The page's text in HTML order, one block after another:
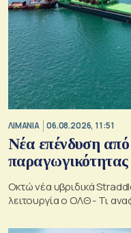
ΛΙΜΑΝΙΑ 06.08.2026, 11:51
Νέα επένδυση
παραγωγικότητας
Οκτώ νέα υβριδικά
λειτουργία ο ΟΛΘ - Τι